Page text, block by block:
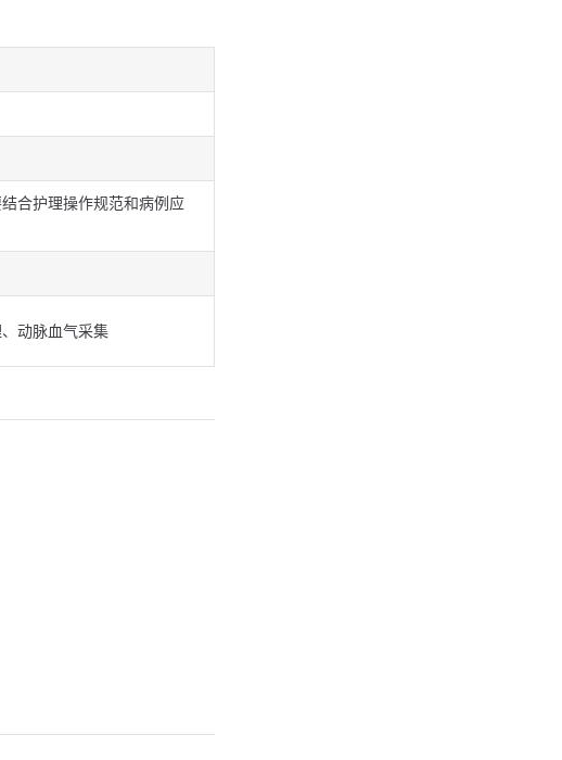
合护理操作规范和病例应
动脉血气采集